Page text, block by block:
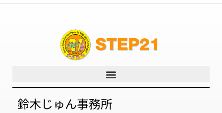
鈴木じゅん事務所